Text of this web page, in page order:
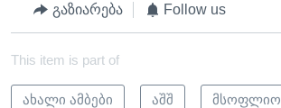
გაზიარება Follow us
This item is part of
ახალი ამბები აშშ მსოფლიო